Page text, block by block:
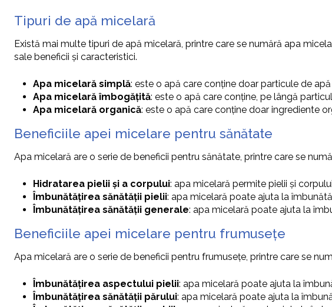
Tipuri de apă micelară
Există mai multe tipuri de apă micelară, printre care se numără apa
sale beneficii și caracteristici.
Apa micelară simplă: este o apă care conține doar particule de
Apa micelară îmbogățită: este o apă care conține, pe lângă
Apa micelară organică: este o apă care conține doar ingrediente
Beneficiile apei micelare pentru sănătate
Apa micelară are o serie de beneficii pentru sănătate, printre care se
Hidratarea pielii și a corpului: apa micelară permite pielii și
Îmbunătățirea sănătății pielii: apa micelară poate ajuta la
Îmbunătățirea sănătății generale: apa micelară poate ajuta la
Beneficiile apei micelare pentru frumusețe
Apa micelară are o serie de beneficii pentru frumusețe, printre care se
Îmbunătățirea aspectului pielii: apa micelară poate ajuta la
Îmbunătățirea sănătății părului: apa micelară poate ajuta la